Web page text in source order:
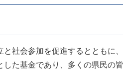
社会参加を促進するとともに
た基金であり、多くの県民の